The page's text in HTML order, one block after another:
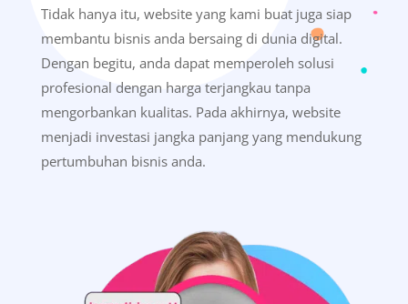
Tidak hanya itu, website yang kami buat juga siap
membantu bisnis anda bersaing di dunia digital.
Dengan begitu, anda dapat memperoleh solusi
profesional dengan harga terjangkau tanpa
mengorbankan kualitas. Pada akhirnya, website
menjadi investasi jangka panjang yang mendukung
pertumbuhan bisnis anda.